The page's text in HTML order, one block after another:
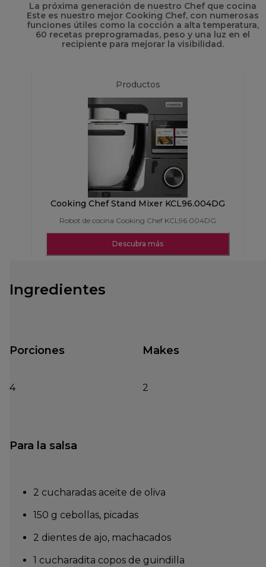
La próxima generación de nuestro Chef que cocina
Este es nuestro mejor Cooking Chef, con numerosas
funciones útiles como la cocción a alta temperatura,
60 recetas preprogramadas, peso y una luz en el
recipiente para mejorar la visibilidad.
Productos
Cooking Chef Stand Mixer KCL96.004DG
Robot de cocina Cooking Chef KCL96.004DG
Descubra más
Ingredientes
Porciones
4
Makes
2
Para la salsa
2 cucharadas aceite de oliva
150 g cebollas, picadas
2 dientes de ajo, machacados
1 cucharadita copos de guindilla